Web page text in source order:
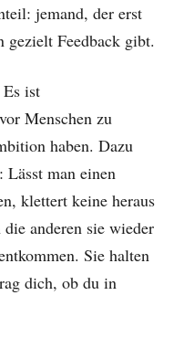
jemand, der erst
gezielt Feedback gibt.
ist
Menschen zu
haben. Dazu
Lässt man einen
klettert keine heraus
anderen sie wieder
Sie halten
dich, ob du in